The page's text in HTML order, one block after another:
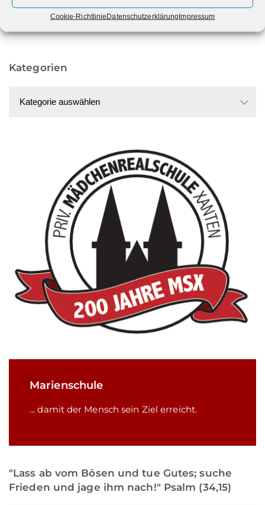
Cookie-RichtlinieDatenschutzerklärungImpressum
Datum
Kategorien
Marienschule
... damit der Mensch sein Ziel erreicht.
"Lass ab vom Bösen und tue Gutes; suche
Frieden und jage ihm nach!" Psalm (34,15)